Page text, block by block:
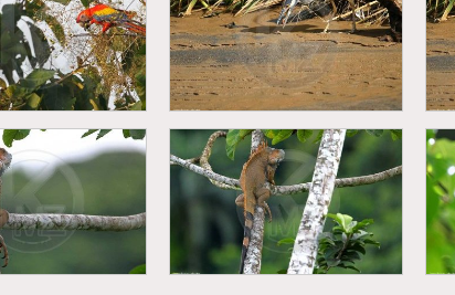
(Colibri
Colibri thalassin (Colibri
thalassinus)
(Ara macao)
Bihoreau violacé
(Nyctanassa violacea)